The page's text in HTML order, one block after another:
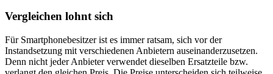
Vergleichen lohnt sich
Für Smartphonebesitzer ist es immer ratsam, sich vor der
Instandsetzung mit verschiedenen Anbietern auseinanderzusetzen.
Denn nicht jeder Anbieter verwendet dieselben Ersatzteile bzw.